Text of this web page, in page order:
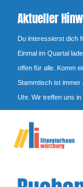
Aktueller
Du interessierst dich
Einmal im Quartal
offen für alle. Komm
Stammtisch ist
Uhr. Wir treffen uns